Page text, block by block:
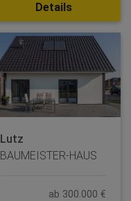
Details
Lutz
BAUMEISTER-HAUS
ab 300.000 €